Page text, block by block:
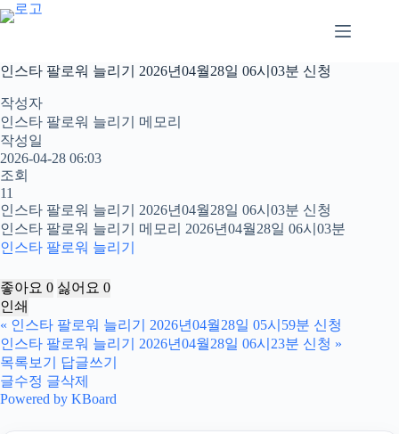
본
문
로
건
너
뛰
기
인스타 팔로워 늘리기 2026년04월28일 06시03분 신청
작성자
인스타 팔로워 늘리기 메모리
작성일
2026-04-28 06:03
조회
11
인스타 팔로워 늘리기 2026년04월28일 06시03분 신청
인스타 팔로워 늘리기 메모리 2026년04월28일 06시03분
인스타 팔로워 늘리기
좋아요 0 싫어요 0
인쇄
« 인스타 팔로워 늘리기 2026년04월28일 05시59분 신청
인스타 팔로워 늘리기 2026년04월28일 06시23분 신청 »
목록보기
답글쓰기
글수정 글삭제
Powered by KBoard